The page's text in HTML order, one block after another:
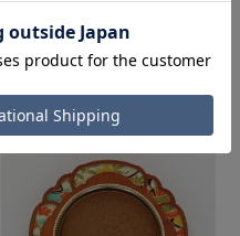
雅 みやび（無地底）／ 友都香
和紙引手